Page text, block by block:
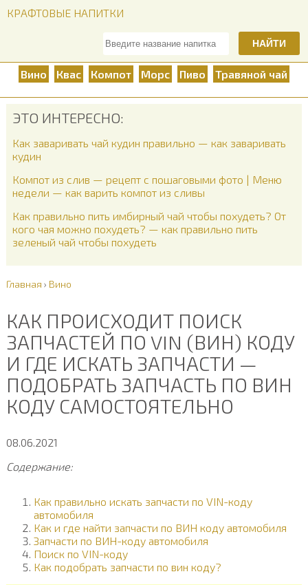
КРАФТОВЫЕ НАПИТКИ
НАЙТИ
Вино Квас Компот Морс Пиво Травяной чай
ЭТО ИНТЕРЕСНО:
Как заваривать чай кудин правильно — как заваривать
кудин
Компот из слив — рецепт с пошаговыми фото | Меню
недели — как варить компот из сливы
Как правильно пить имбирный чай чтобы похудеть? От
кого чая можно похудеть? — как правильно пить
зеленый чай чтобы похудеть
Главная › Вино
КАК ПРОИСХОДИТ ПОИСК
ЗАПЧАСТЕЙ ПО VIN (ВИН) КОДУ
И ГДЕ ИСКАТЬ ЗАПЧАСТИ —
ПОДОБРАТЬ ЗАПЧАСТЬ ПО ВИН
КОДУ САМОСТОЯТЕЛЬНО
08.06.2021
Содержание:
Как правильно искать запчасти по VIN-коду
автомобиля
Как и где найти запчасти по ВИН коду автомобиля
Запчасти по ВИН-коду автомобиля
Поиск по VIN-коду
Как подобрать запчасти по вин коду?